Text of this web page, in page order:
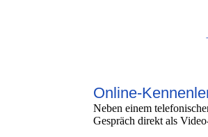
Online-
Neben einem
Gespräch direkt als